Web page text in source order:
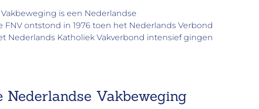
is een Nederlandse
ontstond in 1976 toen het Nederlands Verbond
Nederlands Katholiek Vakverbond intensief gingen
Vakbeweging